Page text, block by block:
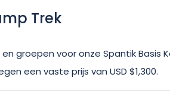
Trek
groepen voor onze Spantik Basis
een vaste prijs van USD $1,300.